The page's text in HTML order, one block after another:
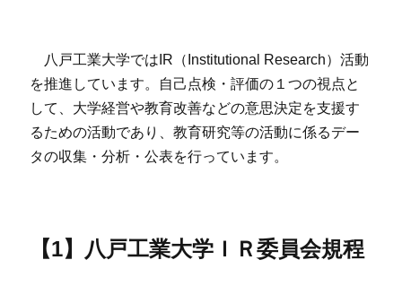
八戸工業大学ではIR（Institutional Research）活動
を推進しています。自己点検・評価の１つの視点と
して、大学経営や教育改善などの意思決定を支援す
るための活動であり、教育研究等の活動に係るデー
タの収集・分析・公表を行っています。
【1】八戸工業大学ＩＲ委員会規程